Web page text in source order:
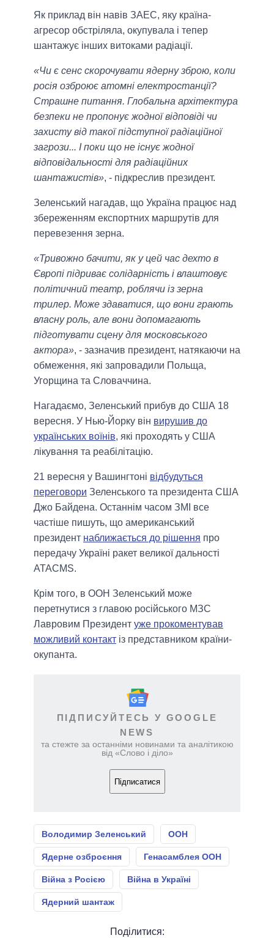
Як приклад він навів ЗАЕС, яку країна-
агресор обстріляла, окупувала і тепер
шантажує інших витоками радіації.
«Чи є сенс скорочувати ядерну зброю, коли
росія озброює атомні електростанції?
Страшне питання. Глобальна архітектура
безпеки не пропонує жодної відповіді чи
захисту від такої підступної радіаційної
загрози... І поки що не існує жодної
відповідальності для радіаційних
шантажистів», - підкреслив президент.
Зеленський нагадав, що Україна працює над
збереженням експортних маршрутів для
перевезення зерна.
«Тривожно бачити, як у цей час дехто в
Європі підриває солідарність і влаштовує
політичний театр, роблячи із зерна
трилер. Може здаватися, що вони грають
власну роль, але вони допомагають
підготувати сцену для московського
актора», - зазначив президент, натякаючи на
обмеження, які запровадили Польща,
Угорщина та Словаччина.
Нагадаємо, Зеленський прибув до США 18
вересня. У Нью-Йорку він вирушив до
українських воїнів, які проходять у США
лікування та реабілітацію.
21 вересня у Вашингтоні відбудуться
переговори Зеленського та президента США
Джо Байдена. Останнім часом ЗМІ все
частіше пишуть, що американський
президент наближається до рішення про
передачу Україні ракет великої дальності
ATACMS.
Крім того, в ООН Зеленський може
перетнутися з главою російського МЗС
Лавровим Президент уже прокоментував
можливий контакт із представником країни-
окупанта.
ПІДПИСУЙТЕСЬ У GOOGLE
NEWS
та стежте за останніми новинами та аналітикою
від «Слово і діло»
Підписатися
Володимир Зеленський ООН
Ядерне озброєння Генасамблея ООН
Війна з Росією Війна в Україні
Ядерний шантаж
Поділитися: